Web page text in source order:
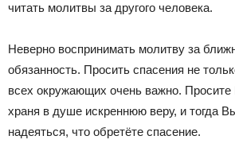
читать молитвы за другого человека.
Неверно воспринимать молитву за
обязанность. Просить спасения не
всех окружающих очень важно. Просите
храня в душе искреннюю веру, и тогда
надеяться, что обретёте спасение.